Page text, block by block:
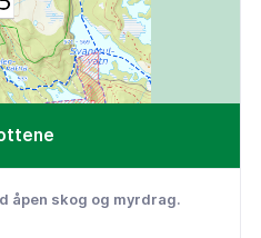
åpen skog og myrdrag.